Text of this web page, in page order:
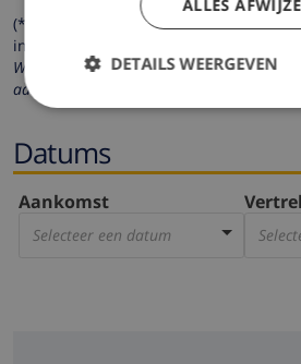
(* de velden met een sterretje moeten
ingevuld )
Wij respecteren uw privacy. Uw
aan derden verstrekt.
Datums
Aankomst
Selecteer een datum
ALLES
DETAILS WEERGEVEN